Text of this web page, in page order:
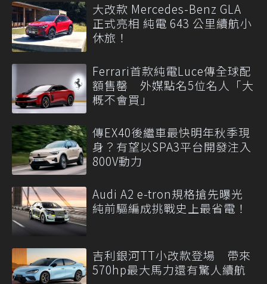
大改款 Mercedes-Benz GLA
正式亮相 純電 643 公里續航小
休旅！
Ferrari首款純電Luce傳全球配
額售罄 外媒點名5位名人「大
概不會買」
傳EX40後繼車最快明年秋季現
身？有望以SPA3平台開發注入
800V動力
Audi A2 e-tron規格搶先曝光
純前驅編成挑戰史上最省電！
吉利銀河TT小改款登場 帶來
570hp最大馬力還有驚人續航